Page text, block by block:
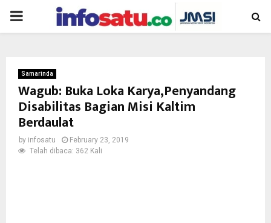
PRIMARY
Samarinda
Wagub: Buka Loka Karya,Penyandang
Disabilitas Bagian Misi Kaltim
Berdaulat
by infosatu
February 23, 2019
Telah dibaca: 362 Kali